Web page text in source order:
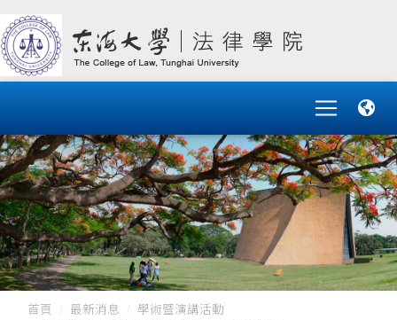
首頁 最新消息
學術暨演講活動